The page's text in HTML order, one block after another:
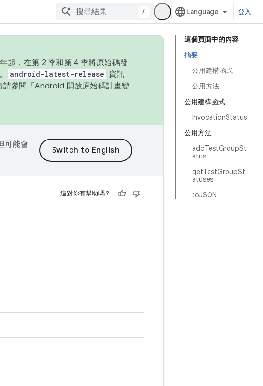
/ 登入
這個頁面中的內容
摘要
公用建構函式
公用方法
公用建構函式
InvocationStatus
公用方法
addTestGroupSt
atus
getTestGroupSt
atuses
toJSON
起，在第 2 季和第 4 季將原始碼發
。 android-latest-release
資訊
參閱「 Android 開放原始碼計畫變
可能會
這對你有幫助嗎？